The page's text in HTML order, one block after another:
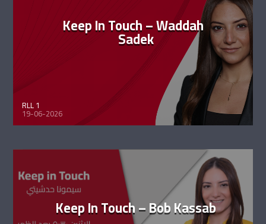
Keep In Touch – Waddah
Sadek
RLL 1
19-06-2026
Keep In Touch – Bob Kassab